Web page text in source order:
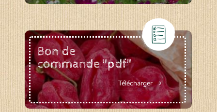
Bon de
commande "pdf"
Télécharger